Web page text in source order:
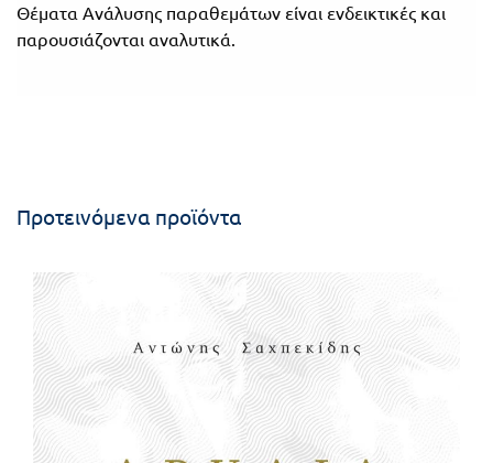
Θέματα Ανάλυσης παραθεμάτων είναι ενδεικτικές και
παρουσιάζονται αναλυτικά.
Προτεινόμενα προϊόντα